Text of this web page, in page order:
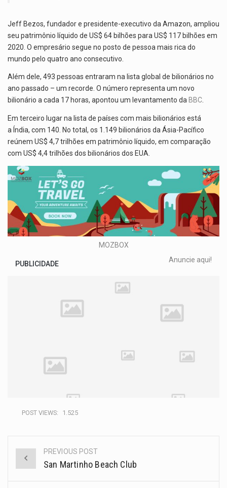
Jeff Bezos, fundador e presidente-executivo da Amazon, ampliou
seu patrimônio líquido de US$ 64 bilhões para US$ 117 bilhões em
2020. O empresário segue no posto de pessoa mais rica do
mundo pelo quatro ano consecutivo.
Além dele, 493 pessoas entraram na lista global de bilionários no
ano passado – um recorde. O número representa um novo
bilionário a cada 17 horas, apontou um levantamento da BBC.
Em terceiro lugar na lista de países com mais bilionários está
a Índia, com 140. No total, os 1.149 bilionários da Ásia-Pacífico
reúnem US$ 4,7 trilhões em patrimônio líquido, em comparação
com US$ 4,4 trilhões dos bilionários dos EUA.
MOZBOX
PUBLICIDADE Anuncie aqui!
POST VIEWS: 1.525
PREVIOUS POST
San Martinho Beach Club